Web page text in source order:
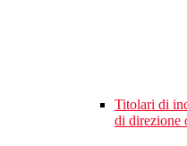
Titolari di
di direzione